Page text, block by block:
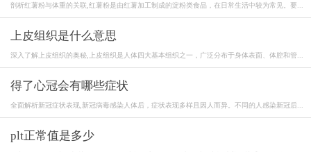
剖析红薯粉与体重的关联,红薯粉是由红薯加工制成的淀粉类食品，在日常生活中较为常见。要...
上皮组织是什么意思
深入了解上皮组织的奥秘,上皮组织是人体四大基本组织之一，广泛分布于身体表面、体腔和管...
得了心冠会有哪些症状
全面解析新冠症状表现,新冠病毒感染人体后，症状表现多样且因人而异。不同的人感染新冠后...
plt正常值是多少